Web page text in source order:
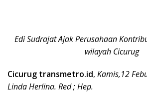
Edi Sudrajat Ajak Perusahaan
wilayah Cicurug
Cicurug transmetro.id, Kamis,12
Linda Herlina. Red ; Hep.